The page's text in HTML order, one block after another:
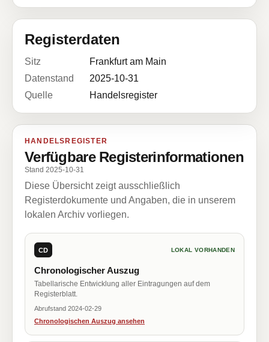
Registerdaten
Sitz
Frankfurt am Main
Datenstand
2025-10-31
Quelle
Handelsregister
HANDELSREGISTER
Verfügbare Registerinformationen
Stand 2025-10-31
Diese Übersicht zeigt ausschließlich
Registerdokumente und Angaben, die in unserem
lokalen Archiv vorliegen.
CD LOKAL VORHANDEN
Chronologischer Auszug
Tabellarische Entwicklung aller Eintragungen auf dem
Registerblatt.
Abrufstand 2024-02-29
Chronologischen Auszug ansehen